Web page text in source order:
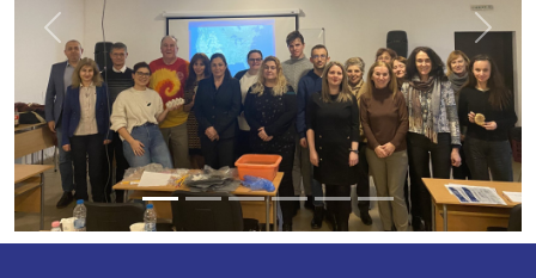
Previous Next